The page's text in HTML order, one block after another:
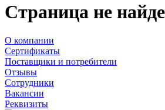
Страница не
О компании
Сертификаты
Поставщики и потребители
Отзывы
Сотрудники
Вакансии
Реквизиты